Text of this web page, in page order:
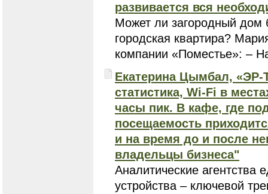
развивается вся
Может ли загородный дом
городская квартира?
компании «Поместье»: –
Екатерина Цымбал, «ЭР-
статистика, Wi-Fi в
часы пик. В кафе, где
посещаемость
и на время до и после
владельцы бизнеса"
Аналитические
устройства – ключевой